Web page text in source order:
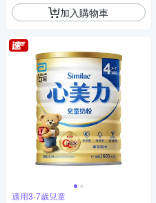
加入購物車
適用3-7歲兒童